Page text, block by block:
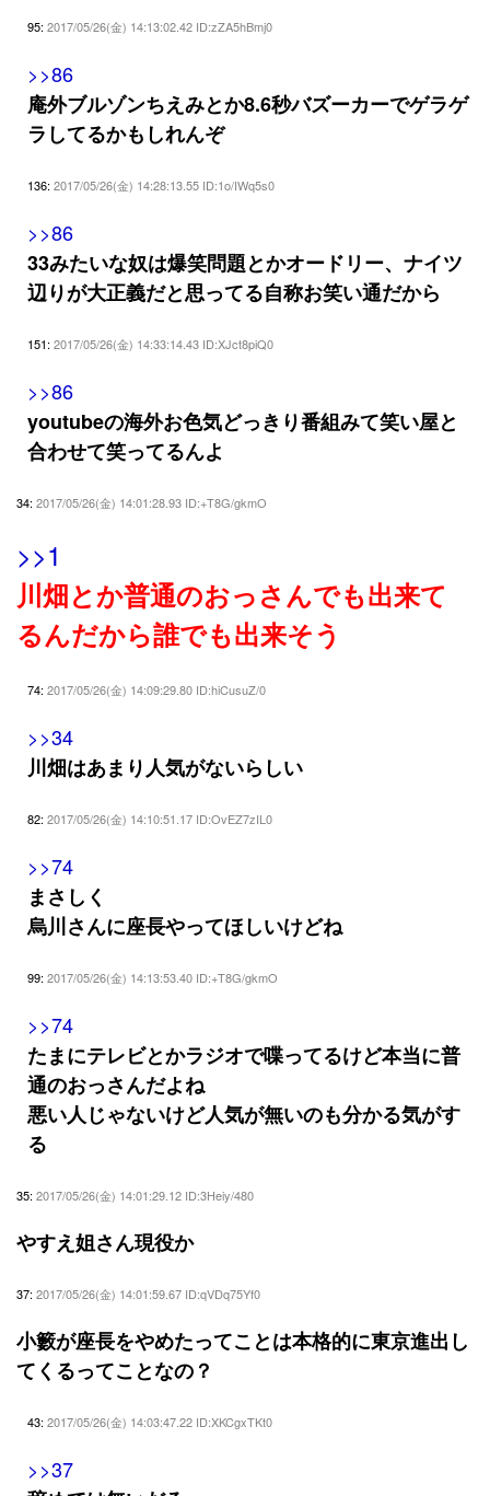
95: 2017/05/26(金) 14:13:02.42 ID:zZA5hBmj0
>>86
庵外ブルゾンちえみとか8.6秒バズーカーでゲラゲ
ラしてるかもしれんぞ
136: 2017/05/26(金) 14:28:13.55 ID:1o/IWq5s0
>>86
33みたいな奴は爆笑問題とかオードリー、ナイツ
辺りが大正義だと思ってる自称お笑い通だから
151: 2017/05/26(金) 14:33:14.43 ID:XJct8piQ0
>>86
youtubeの海外お色気どっきり番組みて笑い屋と
合わせて笑ってるんよ
34: 2017/05/26(金) 14:01:28.93 ID:+T8G/gkmO
>>1
川畑とか普通のおっさんでも出来て
るんだから誰でも出来そう
74: 2017/05/26(金) 14:09:29.80 ID:hiCusuZ/0
>>34
川畑はあまり人気がないらしい
82: 2017/05/26(金) 14:10:51.17 ID:OvEZ7zIL0
>>74
まさしく
烏川さんに座長やってほしいけどね
99: 2017/05/26(金) 14:13:53.40 ID:+T8G/gkmO
>>74
たまにテレビとかラジオで喋ってるけど本当に普
通のおっさんだよね
悪い人じゃないけど人気が無いのも分かる気がす
る
35: 2017/05/26(金) 14:01:29.12 ID:3Heiy/480
やすえ姐さん現役か
37: 2017/05/26(金) 14:01:59.67 ID:qVDq75Yf0
小籔が座長をやめたってことは本格的に東京進出し
てくるってことなの？
43: 2017/05/26(金) 14:03:47.22 ID:XKCgxTKt0
>>37